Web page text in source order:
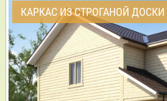
КАРКАС ИЗ СТРОГАНОЙ ДОСКИ